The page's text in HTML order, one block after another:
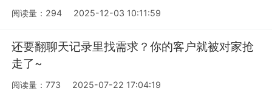
阅读量：294 2025-12-03 10:11:59
还要翻聊天记录里找需求？你的客户就被对家抢
走了~
阅读量：773 2025-07-22 17:04:19